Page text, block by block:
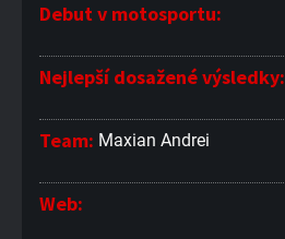
Debut v motosportu:
Nejlepší dosažené výsledky:
Team: Maxian Andrei
Web: